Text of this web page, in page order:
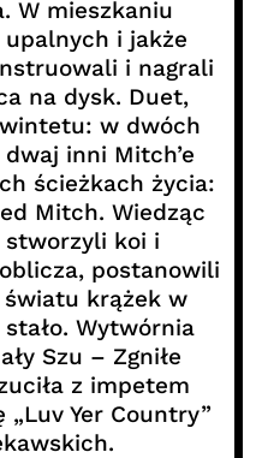
W mieszkaniu
i jakże
i nagrali
na dysk. Duet,
w dwóch
inni Mitch’e
ścieżkach życia:
Mitch. Wiedząc
stworzyli koi i
postanowili
krążek w
Wytwórnia
Szu – Zgniłe
z impetem
Yer Country”